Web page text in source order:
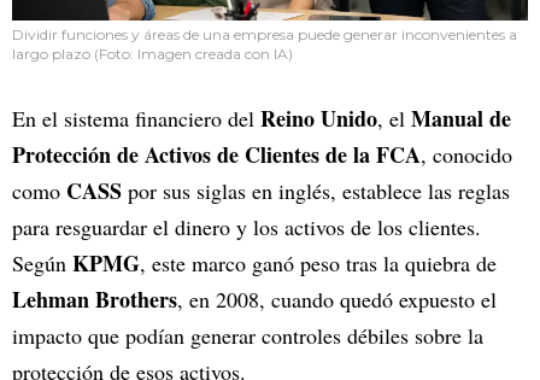
Dividir funciones y áreas de una empresa puede generar inconvenientes a
largo plazo (Foto: Imagen creada con IA)
En el sistema financiero del Reino Unido, el Manual de
Protección de Activos de Clientes de la FCA, conocido
como CASS por sus siglas en inglés, establece las reglas
para resguardar el dinero y los activos de los clientes.
Según KPMG, este marco ganó peso tras la quiebra de
Lehman Brothers, en 2008, cuando quedó expuesto el
impacto que podían generar controles débiles sobre la
protección de esos activos.